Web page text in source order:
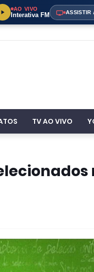
AO VIVO
Interativa FM ASSISTIR
TV AO VIVO